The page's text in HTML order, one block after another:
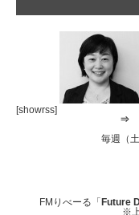
[showrss]
⇒
毎週（
FMりべーる「 Future
※